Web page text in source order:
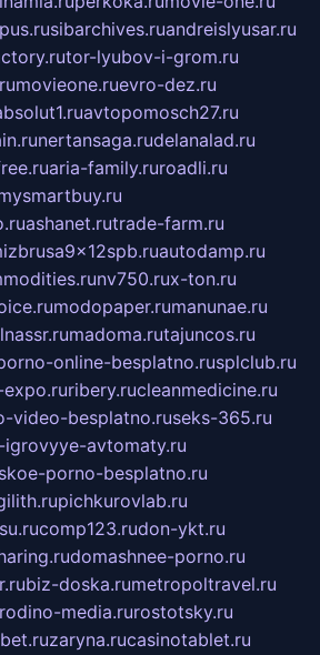
sibarchives.ruandreislyusar.ru
tor-lyubov-i-grom.ru
movieone.ruevro-dez.ru
avtopomosch27.ru
nertansaga.rudelanalad.ru
aria-family.ruroadli.ru
ashanet.rutrade-farm.ru
autodamp.ru
nv750.rux-ton.ru
modopaper.rumanunae.ru
madoma.rutajuncos.ru
online-besplatno.rusplclub.ru
ribery.rucleanmedicine.ru
video-besplatno.ruseks-365.ru
avtomaty.ru
porno-besplatno.ru
pichkurovlab.ru
comp123.rudon-ykt.ru
domashnee-porno.ru
biz-doska.rumetropoltravel.ru
media.rurostotsky.ru
zaryna.rucasinotablet.ru